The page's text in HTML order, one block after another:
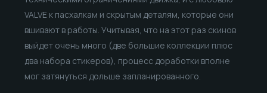
VALVE к пасхалкам и скрытым деталям, которые они
вшивают в работы. Учитывая, что на этот раз скинов
выйдет очень много (две большие коллекции плюс
два набора стикеров), процесс доработки вполне
мог затянуться дольше запланированного.